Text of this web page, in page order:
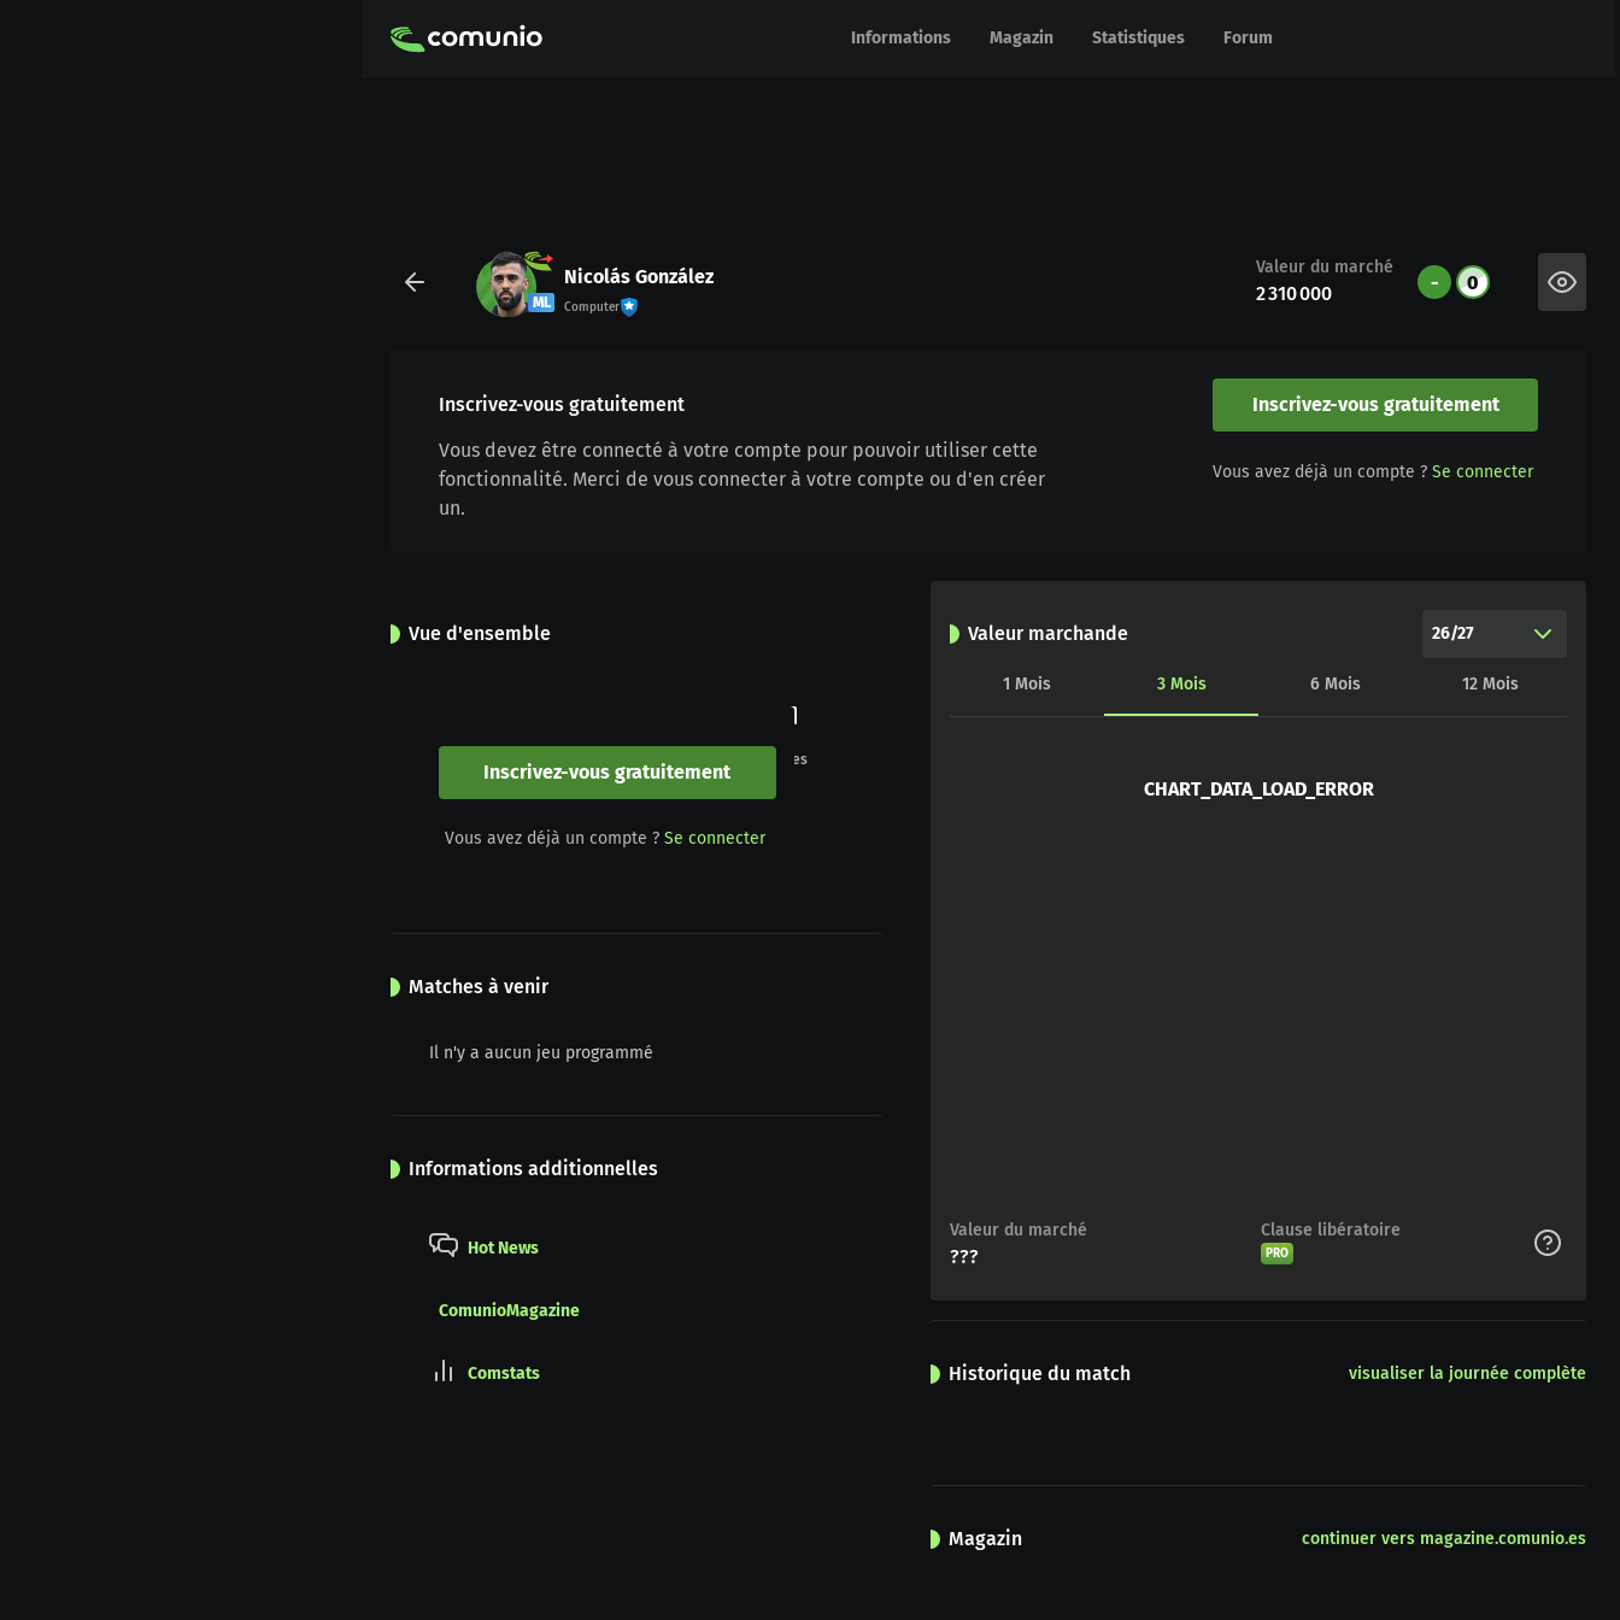
Informations Magazin Statistiques Forum
Informations Magazin Statistiques Forum
ML
Nicolás González
Computer
Valeur du marché
2 310 000 - 0
Inscrivez-vous gratuitement
Vous devez être connecté à votre compte pour pouvoir utiliser cette
fonctionnalité. Merci de vous connecter à votre compte ou d'en créer
un.
Inscrivez-vous gratuitement
Vous avez déjà un compte ? Se connecter
Vue d'ensemble
Apparitions Penalties
Matches à venir
Il n'y a aucun jeu programmé
Informations additionnelles
Hot News
ComunioMagazine
Comstats
Valeur marchande 26/27
1 Mois 3 Mois 6 Mois 12 Mois
CHART_DATA_LOAD_ERROR
Valeur du marché
???
Clause libératoire
PRO
Historique du match visualiser la journée complète
Inscrivez-vous gratuitement
Vous avez déjà un compte ? Se connecter
Magazin continuer vers magazine.comunio.es